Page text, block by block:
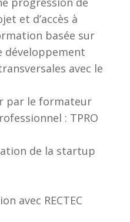
et d’accès à
basée sur
développement
avec le
par le formateur
: TPRO
de la startup
avec RECTEC